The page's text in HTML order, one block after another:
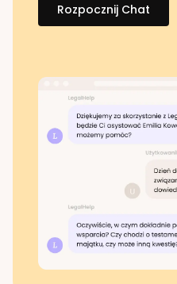
Rozpocznij Chat